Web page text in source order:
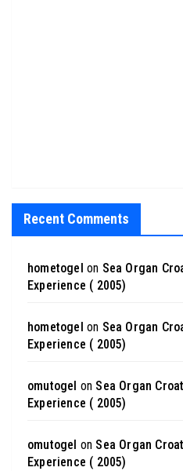
Recent Comments
hometogel on Sea Organ
Experience ( 2005)
hometogel on Sea Organ
Experience ( 2005)
omutogel on Sea Organ
Experience ( 2005)
omutogel on Sea Organ
Experience ( 2005)